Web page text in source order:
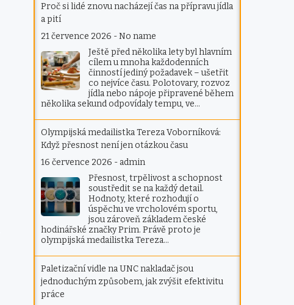
Proč si lidé znovu nacházejí čas na přípravu jídla
a pití
21 července 2026 -No name
Ještě před několika lety byl hlavním
cílem u mnoha každodenních
činností jediný požadavek – ušetřit
co nejvíce času. Polotovary, rozvoz
jídla nebo nápoje připravené během
několika sekund odpovídaly tempu, ve…
Olympijská medailistka Tereza Voborníková:
Když přesnost není jen otázkou času
16 července 2026 - admin
Přesnost, trpělivost a schopnost
soustředit se na každý detail.
Hodnoty, které rozhodují o
úspěchu ve vrcholovém sportu,
jsou zároveň základem české
hodinářské značky Prim. Právě proto je
olympijská medailistka Tereza…
Paletizační vidle na UNC nakladač jsou
jednoduchým způsobem, jak zvýšit efektivitu
práce